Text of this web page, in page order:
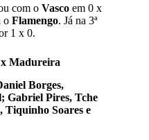
com o Vasco em 0 x
o Flamengo. Já na 3ª
1 x 0.
x Madureira
Borges,
Gabriel Pires, Tche
Tiquinho Soares e